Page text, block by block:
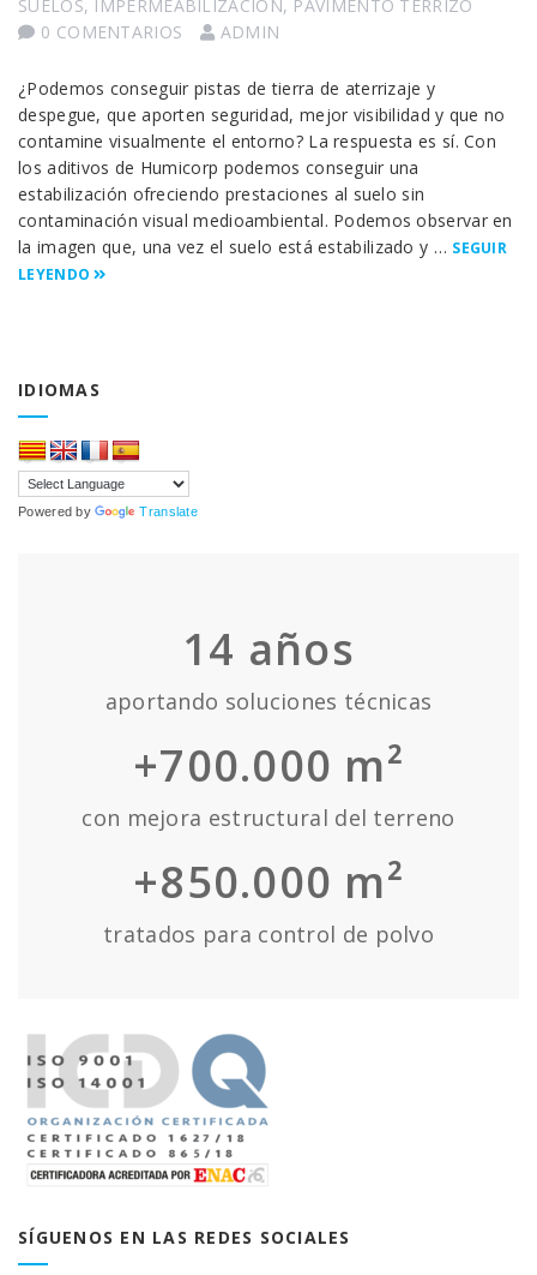
SUELOS, IMPERMEABILIZACIÓN, PAVIMENTO TERRIZO
0 COMENTARIOS
ADMIN
¿Podemos conseguir pistas de tierra de aterrizaje y
despegue, que aporten seguridad, mejor visibilidad y que no
contamine visualmente el entorno? La respuesta es sí. Con
los aditivos de Humicorp podemos conseguir una
estabilización ofreciendo prestaciones al suelo sin
contaminación visual medioambiental. Podemos observar en
la imagen que, una vez el suelo está estabilizado y … SEGUIR
LEYENDO
IDIOMAS
Powered by Translate
14 años
aportando soluciones técnicas
+700.000 m²
con mejora estructural del terreno
+850.000 m²
tratados para control de polvo
SÍGUENOS EN LAS REDES SOCIALES